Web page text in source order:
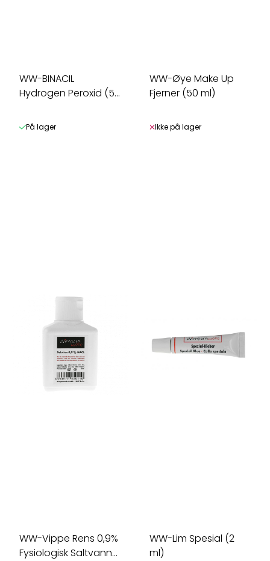
WW-BINACIL
Hydrogen Peroxid (50
På lager
WW-Øye Make Up
Fjerner (50 ml)
Ikke på lager
WW-Vippe Rens 0,9%
Fysiologisk Saltvann
WW-Lim Spesial (2
ml)